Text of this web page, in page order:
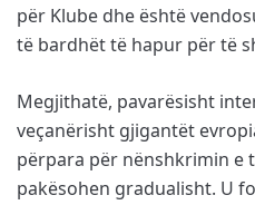
për Klube dhe është
të bardhët të hapur për të
Megjithatë, pavarësisht
veçanërisht gjigantët
përpara për nënshkrimin e
pakësohen gradualisht. U